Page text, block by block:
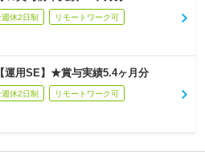
休2日制 リモートワーク可
運用SE】★賞与実績5.4ヶ月分
休2日制 リモートワーク可